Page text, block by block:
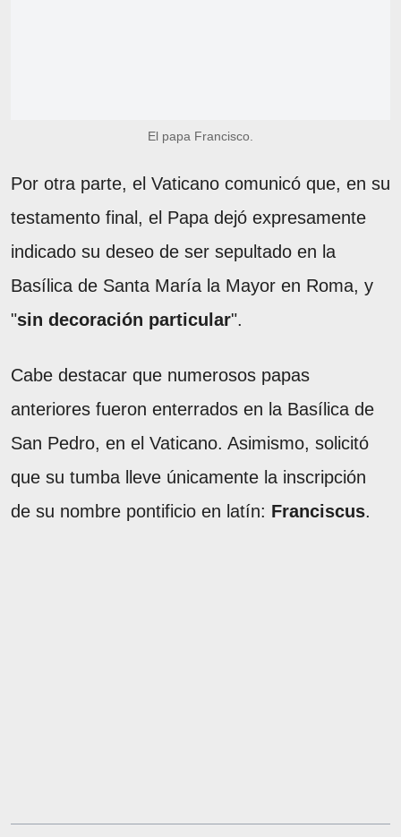
El papa Francisco.
Por otra parte, el Vaticano comunicó que, en su
testamento final, el Papa dejó expresamente
indicado su deseo de ser sepultado en la
Basílica de Santa María la Mayor en Roma, y
"sin decoración particular".
Cabe destacar que numerosos papas
anteriores fueron enterrados en la Basílica de
San Pedro, en el Vaticano. Asimismo, solicitó
que su tumba lleve únicamente la inscripción
de su nombre pontificio en latín: Franciscus.